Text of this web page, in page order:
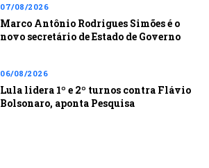
07/08/2026
Marco Antônio Rodrigues Simões é o
novo secretário de Estado de Governo
06/08/2026
Lula lidera 1º e 2º turnos contra Flávio
Bolsonaro, aponta Pesquisa